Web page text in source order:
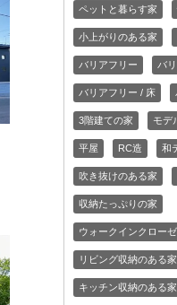
ペットと暮らす家
小上がりのある家
バリアフリー バ
バリアフリー / 床
3階建ての家 モデ
平屋 RC造 和
吹き抜けのある家
収納たっぷりの家
ウォークインクロー
リビング収納のある家
キッチン収納のある家